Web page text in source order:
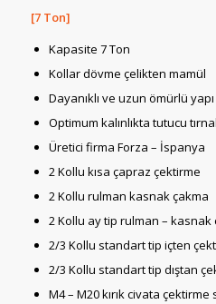
[7 Ton]
Kapasite 7 Ton
Kollar dövme çelikten mamül
Dayanıklı ve uzun ömürlü yapı
Optimum kalınlıkta tutucu
Üretici firma Forza – İspanya
2 Kollu kısa çapraz çektirme
2 Kollu rulman kasnak çakma
2 Kollu ay tip rulman – kasnak
2/3 Kollu standart tip içten
2/3 Kollu standart tip dıştan
M4 – M20 kırık civata çektirme